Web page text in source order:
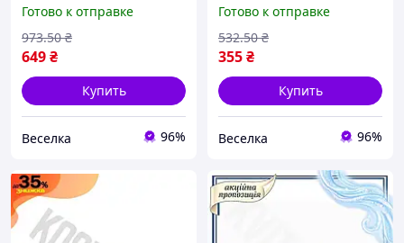
450 В 10 штук для схем
питания и электроники
FLAME
Готово к отправке
649₴
973.50 ₴
Купить
Веселка 96%
мкФ 16 В для схем
питания и электроники
10 шт FLAME
Готово к отправке
355₴
532.50 ₴
Купить
Веселка 96%